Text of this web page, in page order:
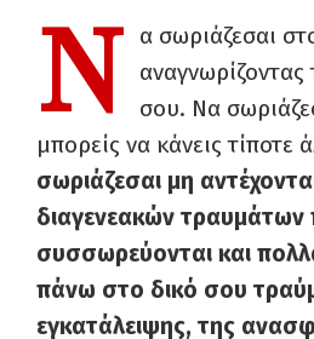
Ν
α σωριάζεσαι
αναγνωρίζοντας
σου. Να
μπορείς να κάνεις τίποτε
σωριάζεσαι μη
διαγενεακών τραυμάτων
συσσωρεύονται και
πάνω στο δικό σου
εγκατάλειψης, της